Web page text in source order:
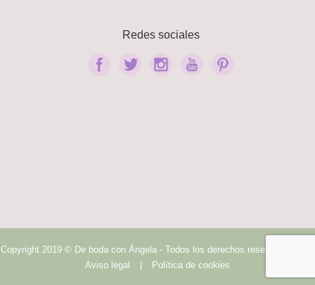
Redes sociales
Copyright 2019 © De boda con Ángela - Todos los derechos reservados.
Aviso legal
Política de cookies